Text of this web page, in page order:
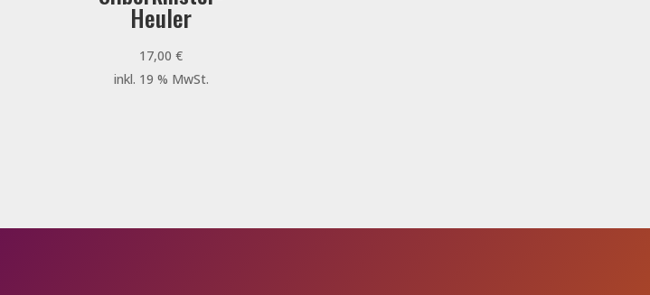
Heuler
17,00€
inkl. 19 % MwSt.